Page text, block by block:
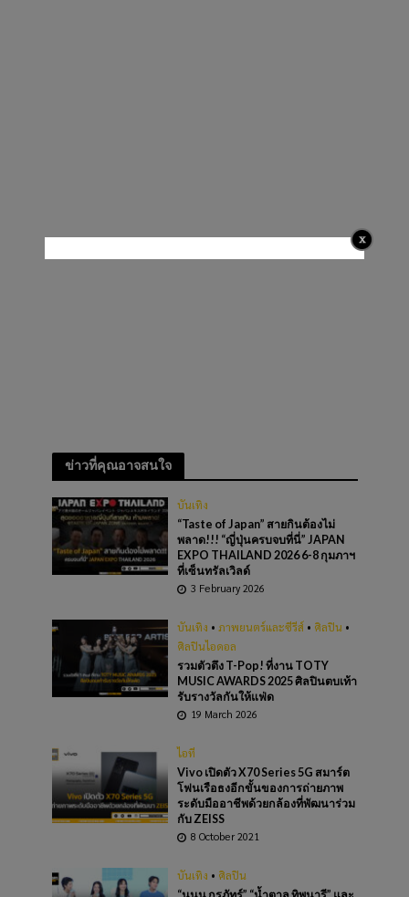
ข่าวที่คุณอาจสนใจ
บันเทิง
“Taste of Japan” สายกินต้องไม่
พลาด!!! “ญี่ปุ่นครบจบที่นี่” JAPAN
EXPO THAILAND 2026 6-8 กุมภาฯ
ที่เซ็นทรัลเวิลด์
3 February 2026
บันเทิง • ภาพยนตร์และซีรีส์ • ศิลปิน •
ศิลปินไอดอล
รวมตัวตึง T-Pop! ที่งาน TOTY
MUSIC AWARDS 2025 ศิลปินตบเท้า
รับรางวัลกันให้แฟ่ด
19 March 2026
ไอที
Vivo เปิดตัว X70 Series 5G สมาร์ต
โฟนเรือธงอีกขั้นของการถ่ายภาพ
ระดับมืออาชีพด้วยกล้องที่พัฒนาร่วม
กับ ZEISS
8 October 2021
บันเทิง • ศิลปิน